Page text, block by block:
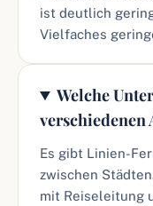
ist deutlich
Vielfaches
Welche
verschiedenen
Es gibt Linien-
zwischen
mit Reiseleitung